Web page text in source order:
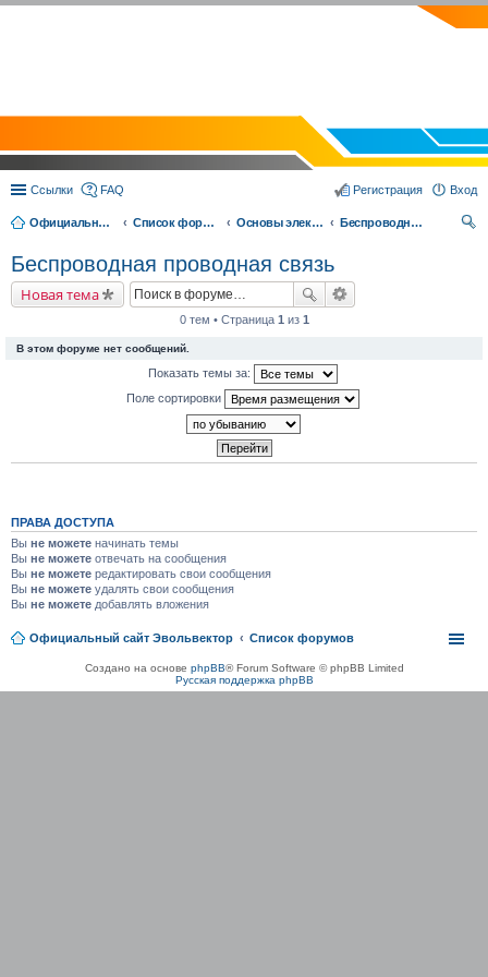
Ссылки FAQ Вход
Регистрация
Официальный сайт Эвольвектор Список форумов Основы электроники и робототехники
Беспроводная проводная связь
Беспроводная проводная связь
Новая тема
0 тем • Страница 1 из 1
В этом форуме нет сообщений.
Показать темы за:
Поле сортировки
ПРАВА ДОСТУПА
Вы не можете начинать темы
Вы не можете отвечать на сообщения
Вы не можете редактировать свои сообщения
Вы не можете удалять свои сообщения
Вы не можете добавлять вложения
Официальный сайт Эвольвектор Список форумов
Создано на основе phpBB® Forum Software © phpBB Limited
Русская поддержка phpBB